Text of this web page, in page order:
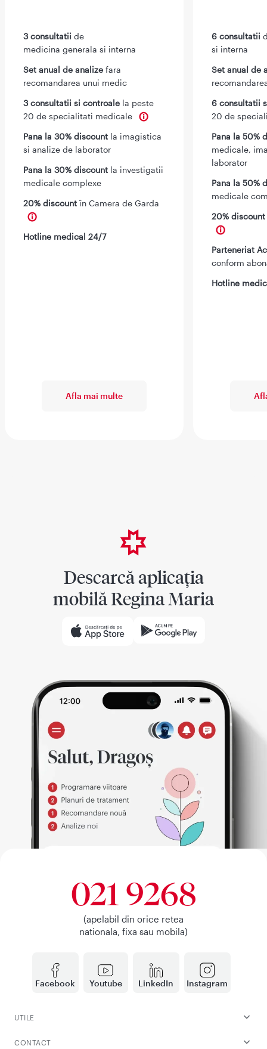
3 consultatii de
medicina generala si interna
Set anual de analize fara
recomandarea unui medic
3 consultatii si controale la peste
20 de specialitati medicale
Pana la 30% discount la imagistica
si analize de laborator
Pana la 30% discount la investigatii
medicale complexe
20% discount în Camera de Garda
Hotline medical 24/7
Afla mai multe
6 consultatii
si interna
Set anual de
6 consultatii
20 de
Pana la 50%
medicale,
laborator
Pana la 50%
medicale
20%
Parteneriat
conform
Hotline
Descarcă aplicația
mobilă Regina Maria
Facebook Youtube LinkedIn Instagram
021 9268
(apelabil din orice retea
nationala, fixa sau mobila)
UTILE
CONTACT